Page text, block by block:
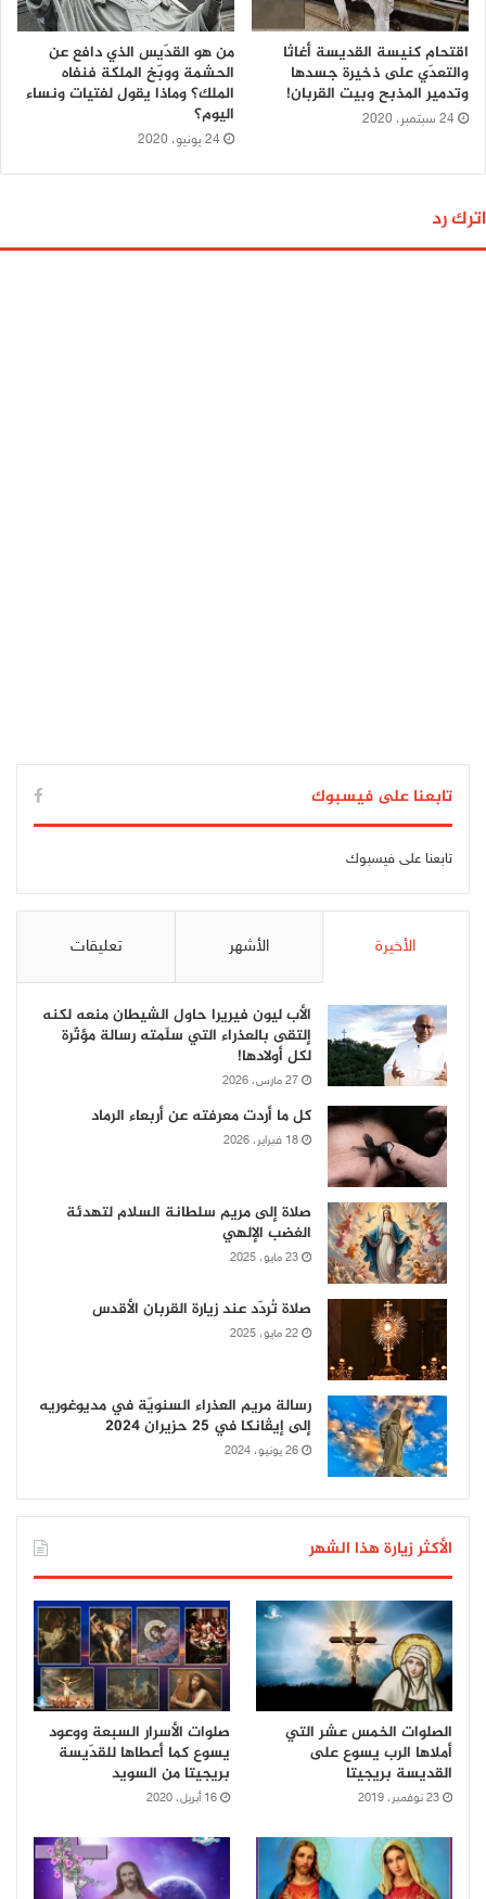
اقتحام كنيسة القديسة أغاثا
والتعدّي على ذخيرة جسدها
وتدمير المذبح وبيت القربان!
24 سبتمبر، 2020
من هو القدّيس الذي دافع عن
الحشمة ووبّخ الملكة فنفاه
الملك؟ وماذا يقول لفتيات ونساء
اليوم؟
24 يونيو، 2020
اترك رد
تابعنا على فيسبوك
تابعنا على فيسبوك
الأخيرة الأشهر تعليقات
الأب ليون فيريرا حاول الشيطان منعه لكنه
إلتقى بالعذراء التي سلّمته رسالة مؤثّرة
لكل أولادها!
27 مارس، 2026
كل ما أردت معرفته عن أربعاء الرماد
18 فبراير، 2026
صلاة إلى مريم سلطانة السلام لتهدئة
الغضب الإلهي
23 مايو، 2025
صلاة تُردّد عند زيارة القربان الأقدس
22 مايو، 2025
رسالة مريم العذراء السنويّة في مديوغوريه
إلى إيڤانكا في 25 حزيران 2024
26 يونيو، 2024
الأكثر زيارة هذا الشهر
الصلوات الخمس عشر التي
أملاها الرب يسوع على
القديسة بريجيتا
23 نوفمبر، 2019
صلوات الأسرار السبعة ووعود
يسوع كما أعطاها للقدّيسة
بريجيتا من السويد
16 أبريل، 2020